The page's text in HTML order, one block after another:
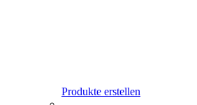
Produkte erstellen